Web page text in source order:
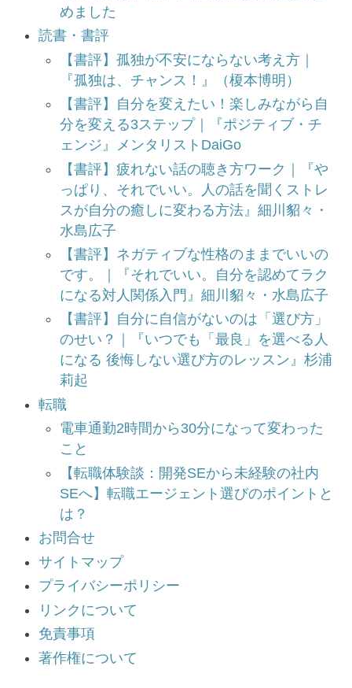
めました
読書・書評
【書評】孤独が不安にならない考え方｜
『孤独は、チャンス！』（榎本博明）
【書評】自分を変えたい！楽しみながら自
分を変える3ステップ｜『ポジティブ・チ
ェンジ』メンタリストDaiGo
【書評】疲れない話の聴き方ワーク｜『や
っぱり、それでいい。人の話を聞くストレ
スが自分の癒しに変わる方法』細川貂々・
水島広子
【書評】ネガティブな性格のままでいいの
です。｜『それでいい。自分を認めてラク
になる対人関係入門』細川貂々・水島広子
【書評】自分に自信がないのは「選び方」
のせい？｜『いつでも「最良」を選べる人
になる 後悔しない選び方のレッスン』杉浦
莉起
転職
電車通勤2時間から30分になって変わった
こと
【転職体験談：開発SEから未経験の社内
SEへ】転職エージェント選びのポイントと
は？
お問合せ
サイトマップ
プライバシーポリシー
リンクについて
免責事項
著作権について